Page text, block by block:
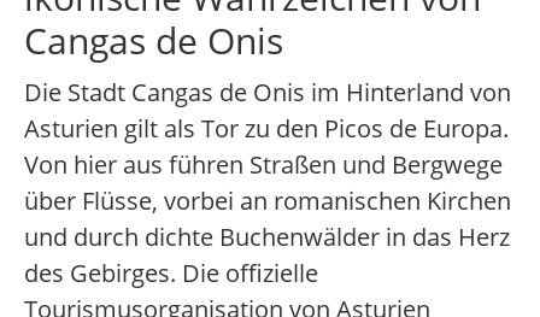
Cangas de Onis
Die Stadt Cangas de Onis im Hinterland von
Asturien gilt als Tor zu den Picos de Europa.
Von hier aus führen Straßen und Bergwege
über Flüsse, vorbei an romanischen Kirchen
und durch dichte Buchenwälder in das Herz
des Gebirges. Die offizielle
Tourismusorganisation von Asturien